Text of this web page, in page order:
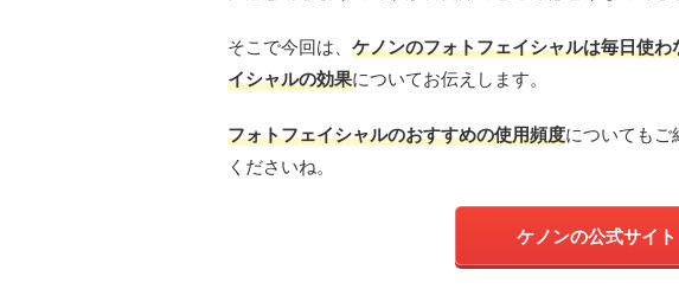
そこで今回は、 ケノンのフォトフェイシャルは毎日使
イシャルの効果についてお伝えします。
フォトフェイシャルのおすすめの使用頻度についてもご
くださいね。
ケノンの公式サイト